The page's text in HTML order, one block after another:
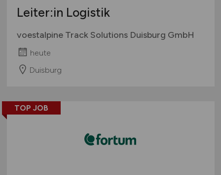
Leiter:in Logistik
voestalpine Track Solutions Duisburg GmbH
heute
Duisburg
TOP JOB